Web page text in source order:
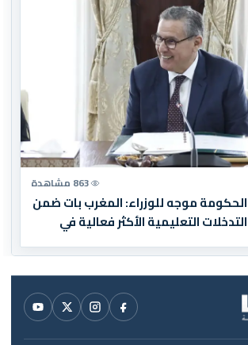
863 مشاهدة
موجه للوزراء: المغرب بات ضمن
من التدخلات التعليمية الأكثر فعالية في